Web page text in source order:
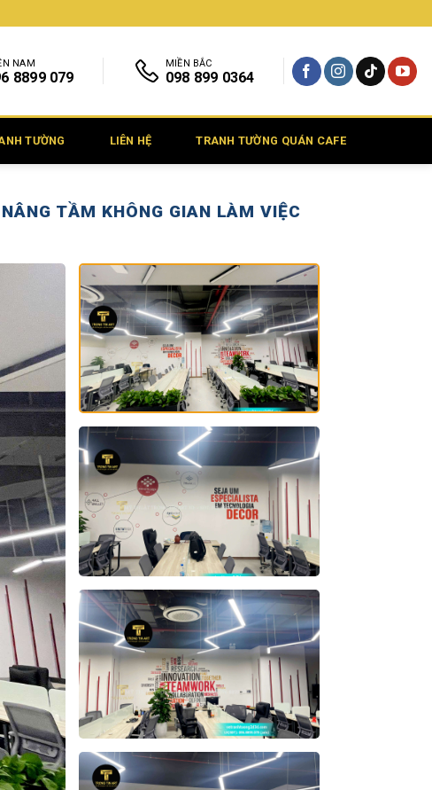
NAM
8899 079
MIỀN BẮC
098 899 0364
TƯỜNG LIÊN HỆ TRANH TƯỜNG QUÁN CAFE
TẦM KHÔNG GIAN LÀM VIỆC